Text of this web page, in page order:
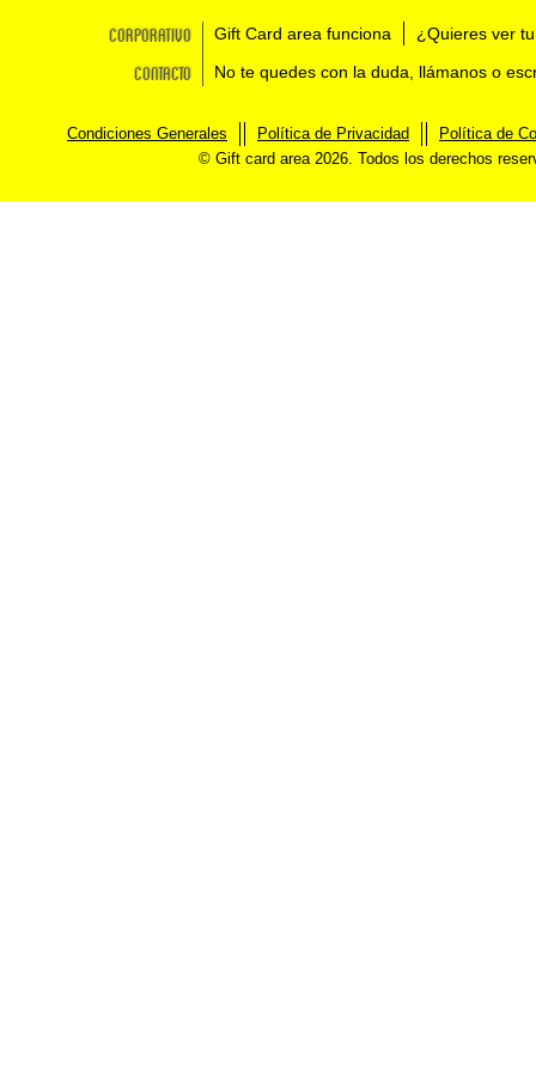
Corporativo Gift Card area funciona ¿Quieres ver
Contacto No te quedes con la duda, llámanos o
Condiciones Generales Política de Privacidad
Política de
© Gift card area 2026. Todos los derechos